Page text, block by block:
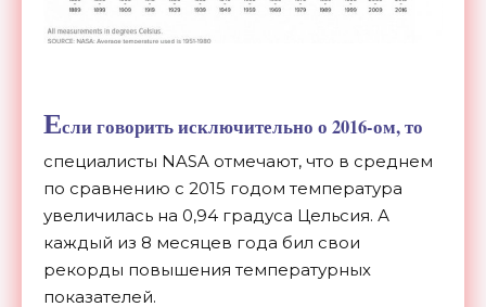
Если говорить исключительно о 2016-ом, то
специалисты NASA отмечают, что в среднем
по сравнению с 2015 годом температура
увеличилась на 0,94 градуса Цельсия. А
каждый из 8 месяцев года бил свои
рекорды повышения температурных
показателей.